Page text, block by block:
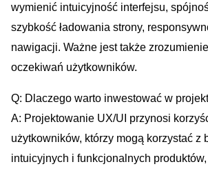
wymienić intuicyjność interfejsu,
szybkość ładowania strony,
nawigacji. Ważne jest także
oczekiwań użytkowników.
Q: Dlaczego warto inwestować w
A:⁢ Projektowanie UX/UI przynosi
użytkowników, którzy mogą korzystać ⁢z
intuicyjnych i funkcjonalnych